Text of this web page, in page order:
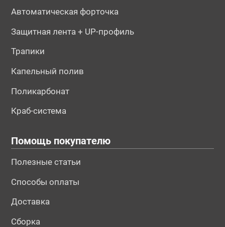
Автоматическая форточка
Защитная лента + UP-профиль
Трапики
Капельный полив
Поликарбонат
Краб-система
Помощь покупателю
Полезные статьи
Способы оплаты
Доставка
Сборка